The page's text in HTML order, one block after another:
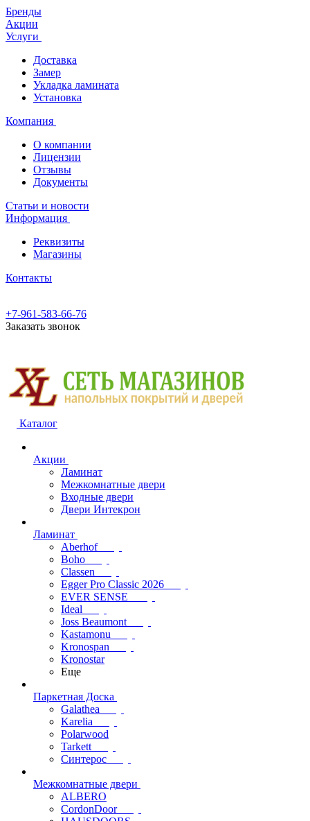
Бренды
Акции
Услуги
Доставка
Замер
Укладка ламината
Установка
Компания
О компании
Лицензии
Отзывы
Документы
Статьи и новости
Информация
Реквизиты
Магазины
Контакты
+7-961-583-66-76
Заказать звонок
Каталог
Акции
Ламинат
Межкомнатные двери
Входные двери
Двери Интекрон
Ламинат
Aberhof
Boho
Classen
Egger Pro Classic 2026
EVER SENSE
Ideal
Joss Beaumont
Kastamonu
Kronospan
Kronostar
Еще
Паркетная Доска
Galathea
Karelia
Polarwood
Tarkett
Синтерос
Межкомнатные двери
ALBERO
CordonDoor